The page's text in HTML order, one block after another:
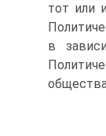
тот или
в